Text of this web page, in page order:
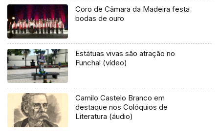
Coro de Câmara da Madeira festa
bodas de ouro
Estátuas vivas são atração no
Funchal (vídeo)
Camilo Castelo Branco em
destaque nos Colóquios de
Literatura (áudio)